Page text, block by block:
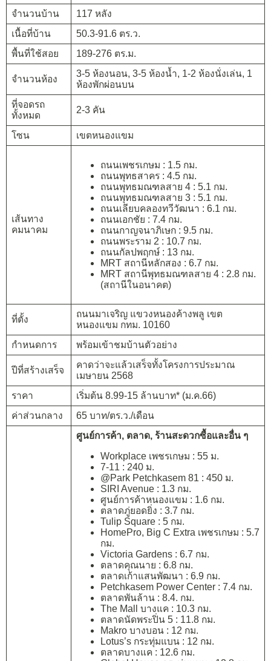
จำนวนบ้าน
117 หลัง
เนื้อที่บ้าน
50.3-91.6 ตร.ว.
พื้นที่ใช้สอย
189-276 ตร.ม.
จำนวนห้อง
3-5 ห้องนอน, 3-5 ห้องน้ำ, 1-2 ห้องนั่งเล่น, 1
ห้องพักผ่อนบน
ที่จอดรถ
ทั้งหมด
2-3 คัน
โซน เขตหนองแขม
เส้นทาง
คมนาคม
ถนนเพชรเกษม : 1.5 กม.
ถนนพุทธสาคร : 4.5 กม.
ถนนพุทธมณฑลสาย 4 : 5.1 กม.
ถนนพุทธมณฑลสาย 3 : 5.1 กม.
ถนนเลียบคลองทวีวัฒนา : 6.1 กม.
ถนนเอกชัย : 7.4 กม.
ถนนกาญจนาภิเษก : 9.5 กม.
ถนนพระราม 2 : 10.7 กม.
ถนนกัลปพฤกษ์ : 13 กม.
MRT สถานีหลักสอง : 6.7 กม.
MRT สถานีพุทธมณฑลสาย 4 : 2.8 กม.
(สถานีในอนาคต)
ที่ตั้ง
ถนนมาเจริญ แขวงหนองค้างพลู เขต
หนองแขม กทม. 10160
กำหนดการ
พร้อมเข้าชมบ้านตัวอย่าง
ปีที่สร้างเสร็จ
คาดว่าจะแล้วเสร็จทั้งโครงการประมาณ
เมษายน 2568
ราคา
เริ่มต้น 8.99-15 ล้านบาท* (ม.ค.66)
ค่าส่วนกลาง
65 บาท/ตร.ว./เดือน
ศูนย์การค้า, ตลาด, ร้านสะดวกซื้อและอื่น ๆ
Workplace เพชรเกษม : 55 ม.
7-11 : 240 ม.
@Park Petchkasem 81 : 450 ม.
SIRI Avenue : 1.3 กม.
ศูนย์การค้าหนองแขม : 1.6 กม.
ตลาดภู่ยอดยิ่ง : 3.7 กม.
Tulip Square : 5 กม.
HomePro, Big C Extra เพชรเกษม : 5.7
กม.
Victoria Gardens : 6.7 กม.
ตลาดคุณนาย : 6.8 กม.
ตลาดเก้าแสนพัฒนา : 6.9 กม.
Petchkasem Power Center : 7.4 กม.
ตลาดพันล้าน : 8.4. กม.
The Mall บางแค : 10.3 กม.
ตลาดนัดพระปิ่น 5 : 11.8 กม.
Makro บางบอน : 12 กม.
Lotus’s กระทุ่มแบน : 12 กม.
ตลาดบางแค : 12.6 กม.